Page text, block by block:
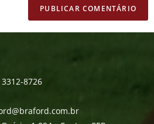
8726